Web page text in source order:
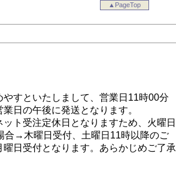
▲PageTop
すといたしまして、営業日11時00分
日の午後に発送となります。
ト受注定休日となりますため、火曜日
合→木曜日受付、土曜日11時以降のご
日受付となります。あらかじめご了承